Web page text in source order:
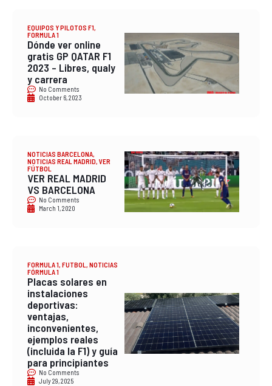
EQUIPOS Y PILOTOS F1,
FORMULA 1
Dónde ver online
gratis GP QATAR F1
2023 – Libres, qualy
y carrera
No Comments
October 6, 2023
NOTICIAS BARCELONA,
NOTICIAS REAL MADRID, VER
FÚTBOL
VER REAL MADRID
VS BARCELONA
No Comments
March 1, 2020
FORMULA 1, FUTBOL, NOTICIAS
FÓRMULA 1
Placas solares en
instalaciones
deportivas:
ventajas,
inconvenientes,
ejemplos reales
(incluida la F1) y guía
para principiantes
No Comments
July 29, 2025